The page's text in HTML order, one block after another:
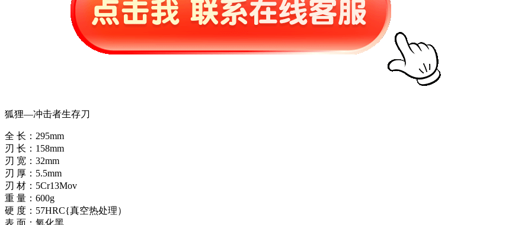
狐狸—冲击者生存刀
全 长：295mm
刃 长：158mm
刃 宽：32mm
刃 厚：5.5mm
刃 材：5Cr13Mov
重 量：600g
硬 度：57HRC{真空热处理）
表 面：氧化黑